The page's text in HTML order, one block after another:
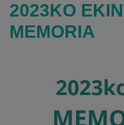
2023KO
MEMORIA